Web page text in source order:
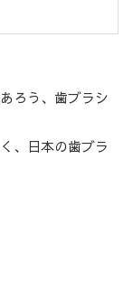
ろう、歯ブラシ
、日本の歯ブラ